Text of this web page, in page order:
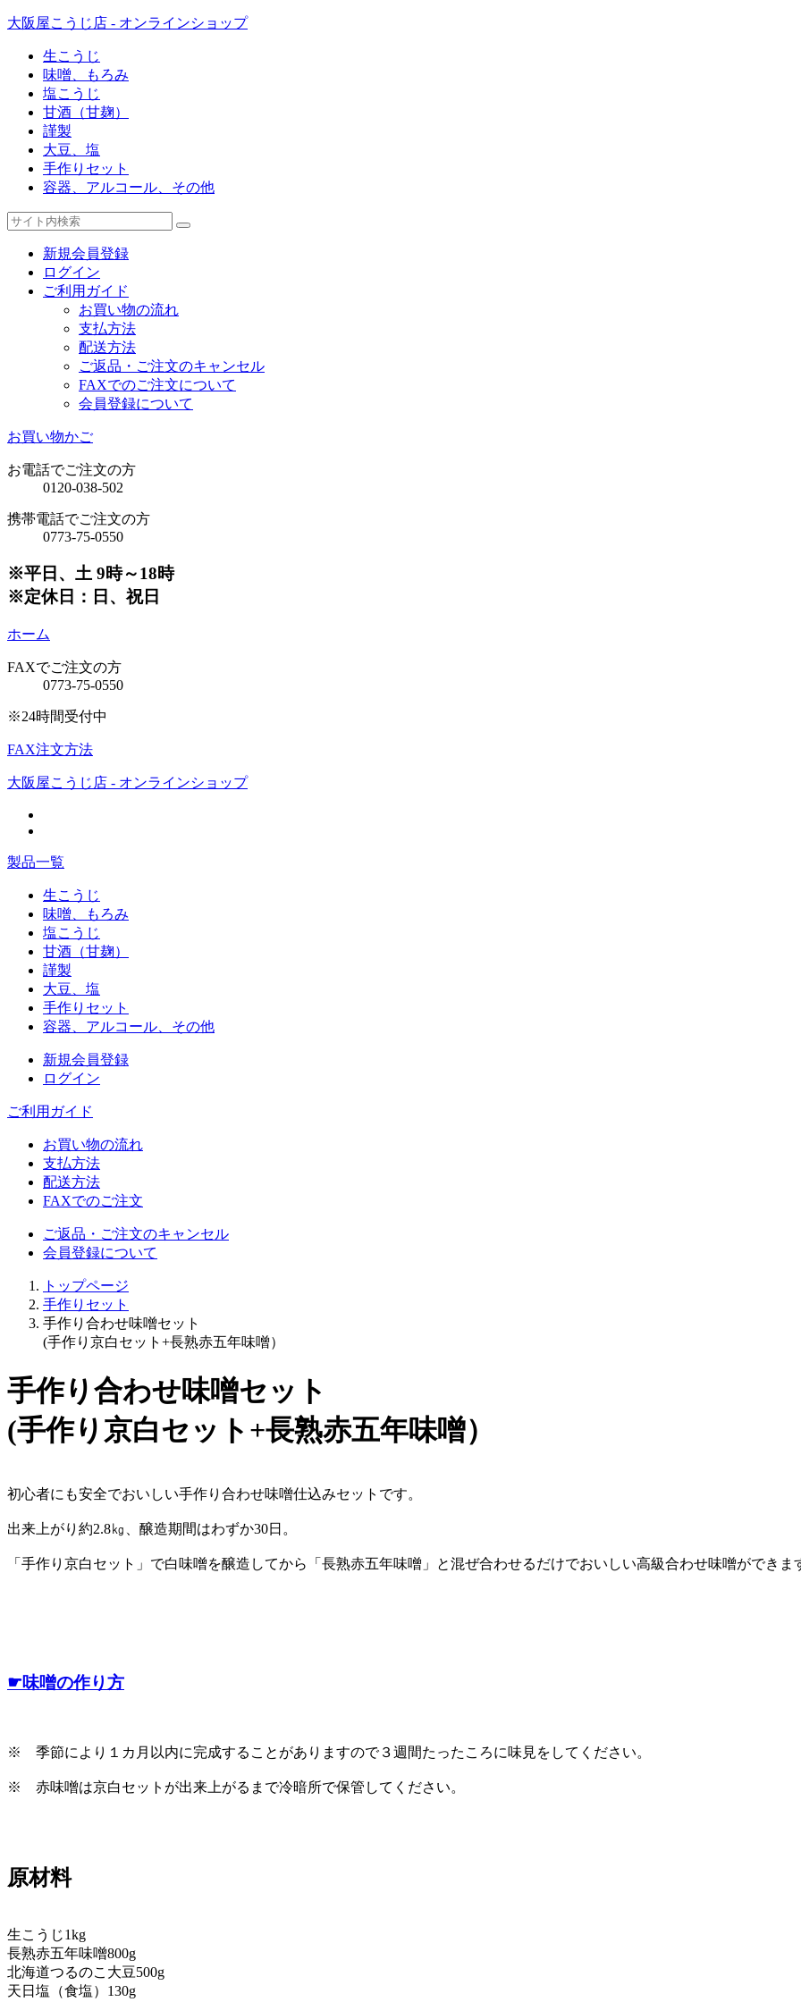
大阪屋こうじ店 - オンラインショップ
生こうじ
味噌、もろみ
塩こうじ
甘酒（甘麹）
謹製
大豆、塩
手作りセット
容器、アルコール、その他
新規会員登録
ログイン
ご利用ガイド
お買い物の流れ
支払方法
配送方法
ご返品・ご注文のキャンセル
FAXでのご注文について
会員登録について
お買い物かご
お電話でご注文の方
0120-038-502
携帯電話でご注文の方
0773-75-0550
※平日、土 9時～18時
※定休日：日、祝日
ホーム
FAXでご注文の方
0773-75-0550
※24時間受付中
FAX注文方法
大阪屋こうじ店 - オンラインショップ
製品一覧
生こうじ
味噌、もろみ
塩こうじ
甘酒（甘麹）
謹製
大豆、塩
手作りセット
容器、アルコール、その他
新規会員登録
ログイン
ご利用ガイド
お買い物の流れ
支払方法
配送方法
FAXでのご注文
ご返品・ご注文のキャンセル
会員登録について
トップページ
手作りセット
手作り合わせ味噌セット
(手作り京白セット+長熟赤五年味噌）
手作り合わせ味噌セット
(手作り京白セット+長熟赤五年味噌）
初心者にも安全でおいしい手作り合わせ味噌仕込みセットです。
出来上がり約2.8㎏、醸造期間はわずか30日。
「手作り京白セット」で白味噌を醸造してから「長熟赤五年味噌」と混ぜ合わせるだけでおいしい高級合わせ味噌ができま
☛味噌の作り方
※ 季節により１カ月以内に完成することがありますので３週間たったころに味見をしてください。
※ 赤味噌は京白セットが出来上がるまで冷暗所で保管してください。
原材料
生こうじ1kg
長熟赤五年味噌800g
北海道つるのこ大豆500g
天日塩（食塩）130g